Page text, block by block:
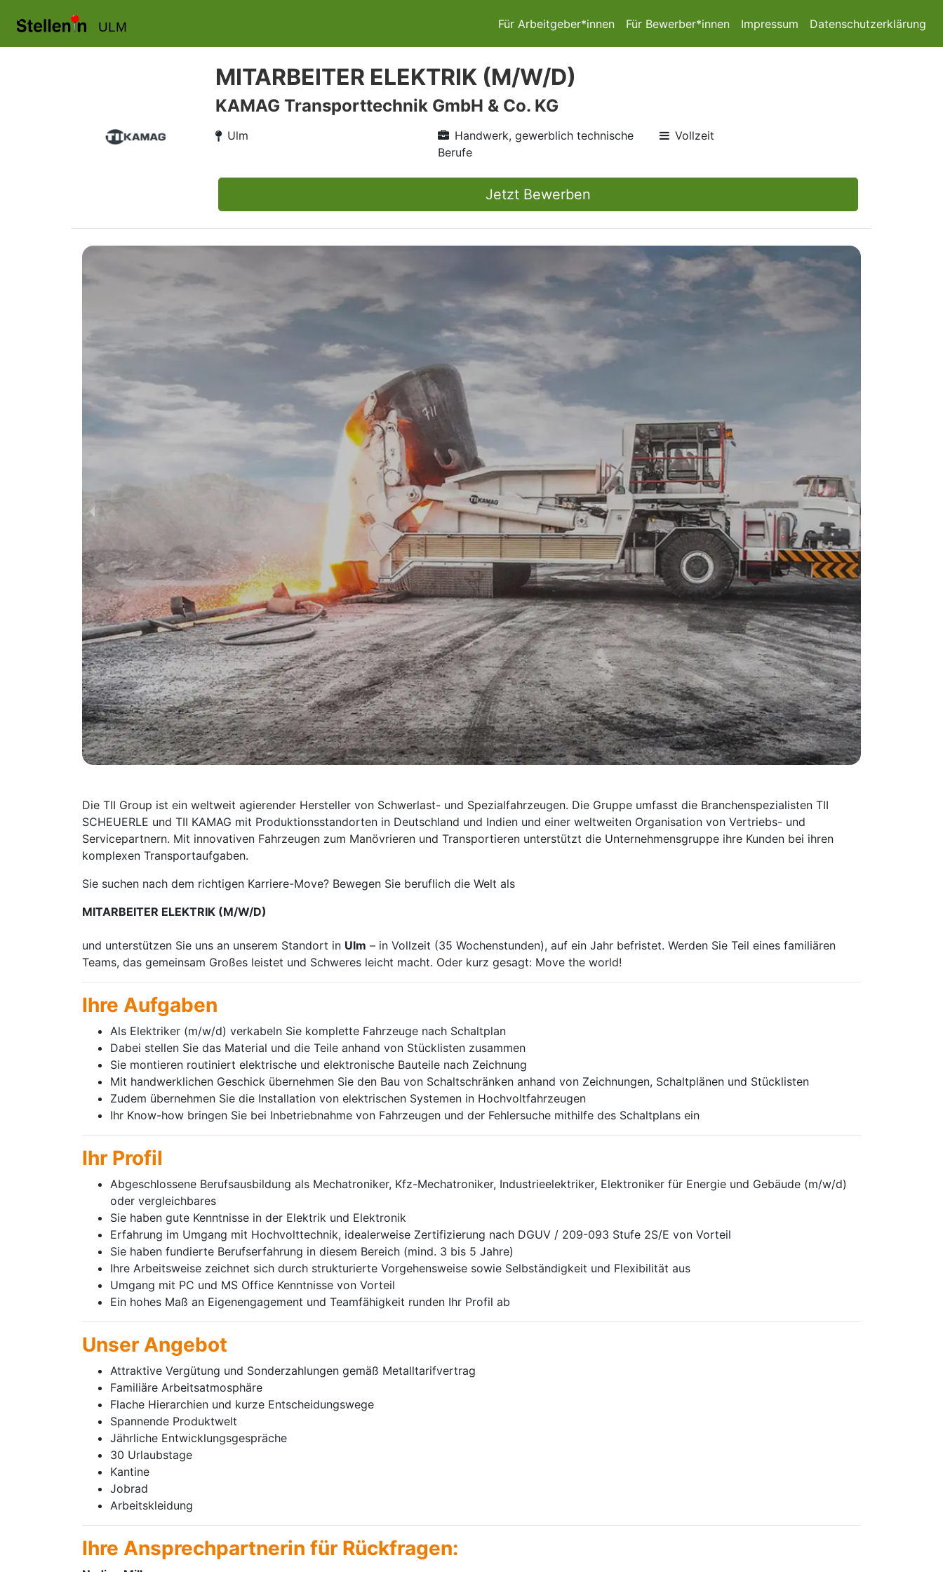
ULM Für Arbeitgeber*innen Für Bewerber*innen Impressum Datenschutzerklärung
MITARBEITER ELEKTRIK (M/W/D)
KAMAG Transporttechnik GmbH & Co. KG
Ulm
Handwerk, gewerblich technische
Berufe
Vollzeit
Jetzt Bewerben
Die TII Group ist ein weltweit agierender Hersteller von Schwerlast- und Spezialfahrzeugen. Die Gruppe umfasst die Branchenspezialisten TII
SCHEUERLE und TII KAMAG mit Produktionsstandorten in Deutschland und Indien und einer weltweiten Organisation von Vertriebs- und
Servicepartnern. Mit innovativen Fahrzeugen zum Manövrieren und Transportieren unterstützt die Unternehmensgruppe ihre Kunden bei ihren
komplexen Transportaufgaben.
Sie suchen nach dem richtigen Karriere-Move? Bewegen Sie beruflich die Welt als
MITARBEITER ELEKTRIK (M/W/D)
und unterstützen Sie uns an unserem Standort in Ulm – in Vollzeit (35 Wochenstunden), auf ein Jahr befristet. Werden Sie Teil eines familiären
Teams, das gemeinsam Großes leistet und Schweres leicht macht. Oder kurz gesagt: Move the world!
Ihre Aufgaben
Als Elektriker (m/w/d) verkabeln Sie komplette Fahrzeuge nach Schaltplan
Dabei stellen Sie das Material und die Teile anhand von Stücklisten zusammen
Sie montieren routiniert elektrische und elektronische Bauteile nach Zeichnung
Mit handwerklichen Geschick übernehmen Sie den Bau von Schaltschränken anhand von Zeichnungen, Schaltplänen und Stücklisten
Zudem übernehmen Sie die Installation von elektrischen Systemen in Hochvoltfahrzeugen
Ihr Know-how bringen Sie bei Inbetriebnahme von Fahrzeugen und der Fehlersuche mithilfe des Schaltplans ein
Ihr Profil
Abgeschlossene Berufsausbildung als Mechatroniker, Kfz-Mechatroniker, Industrieelektriker, Elektroniker für Energie und Gebäude (m/w/d)
oder vergleichbares
Sie haben gute Kenntnisse in der Elektrik und Elektronik
Erfahrung im Umgang mit Hochvolttechnik, idealerweise Zertifizierung nach DGUV / 209-093 Stufe 2S/E von Vorteil
Sie haben fundierte Berufserfahrung in diesem Bereich (mind. 3 bis 5 Jahre)
Ihre Arbeitsweise zeichnet sich durch strukturierte Vorgehensweise sowie Selbständigkeit und Flexibilität aus
Umgang mit PC und MS Office Kenntnisse von Vorteil
Ein hohes Maß an Eigenengagement und Teamfähigkeit runden Ihr Profil ab
Unser Angebot
Attraktive Vergütung und Sonderzahlungen gemäß Metalltarifvertrag
Familiäre Arbeitsatmosphäre
Flache Hierarchien und kurze Entscheidungswege
Spannende Produktwelt
Jährliche Entwicklungsgespräche
30 Urlaubstage
Kantine
Jobrad
Arbeitskleidung
Ihre Ansprechpartnerin für Rückfragen: